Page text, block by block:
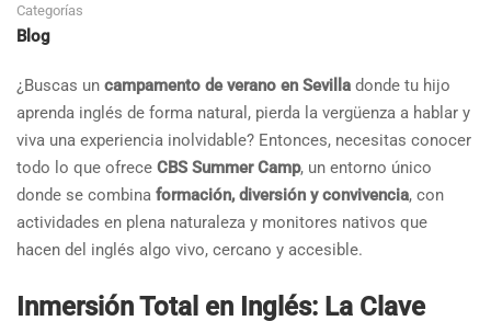
Categorías
Blog
¿Buscas un campamento de verano en Sevilla donde tu hijo
aprenda inglés de forma natural, pierda la vergüenza a hablar y
viva una experiencia inolvidable? Entonces, necesitas conocer
todo lo que ofrece CBS Summer Camp, un entorno único
donde se combina formación, diversión y convivencia, con
actividades en plena naturaleza y monitores nativos que
hacen del inglés algo vivo, cercano y accesible.
Inmersión Total en Inglés: La Clave